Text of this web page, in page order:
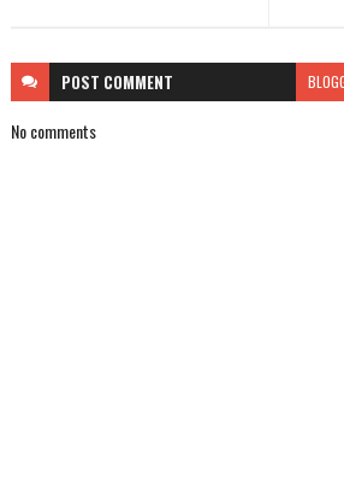
POST COMMENT
No comments